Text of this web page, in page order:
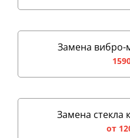
Замена вибро-
Замена стекла
от